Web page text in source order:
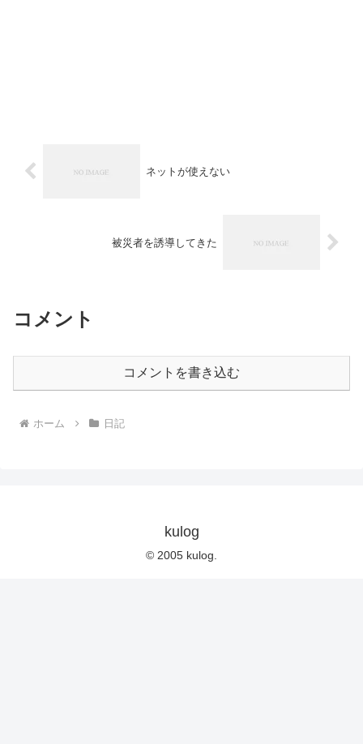
ネットが使えない
被災者を誘導してきた
コメント
コメントを書き込む
ホーム 日記
kulog
© 2005 kulog.